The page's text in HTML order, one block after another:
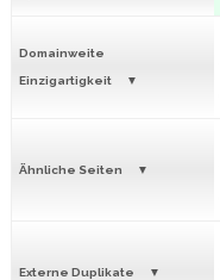
Domainweite
Einzigartigkeit
Ähnliche Seiten
Externe Duplikate